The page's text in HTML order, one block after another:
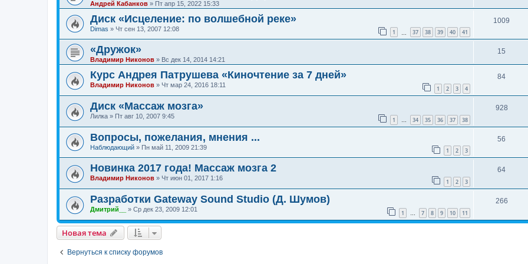
Андрей Кабанков » Пт апр 15, 2022 15:33
Диск «Исцеление: по волшебной реке»
Dimas » Чт сен 13, 2007 12:08 1 37 38 39 40 41
1009
«Дружок»
Владимир Никонов » Вс дек 14, 2014 14:21
15
Курс Андрея Патрушева «Киночтение за 7 дней»
Владимир Никонов » Чт мар 24, 2016 18:11 1 2 3 4
84
Диск «Массаж мозга»
Лилка » Пт авг 10, 2007 9:45 1 … 34 35 36 37 38
928
Вопросы, пожелания, мнения ...
Наблюдающий » Пн май 11, 2009 21:39 1 2 3
56
Новинка 2017 года! Массаж мозга 2
Владимир Никонов » Чт июн 01, 2017 1:16 1 2 3
64
Разработки Gateway Sound Studio (Д. Шумов)
Дмитрий__ » Ср дек 23, 2009 12:01 1 7 8 9 10 11
266
Новая тема
Вернуться к списку форумов